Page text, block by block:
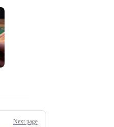
Next page